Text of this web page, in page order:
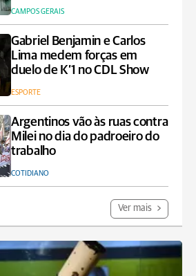
CAMPOS GERAIS
Gabriel Benjamin e Carlos
Lima medem forças em
duelo de K’1 no CDL Show
ESPORTE
Argentinos vão às ruas contra
Milei no dia do padroeiro do
trabalho
COTIDIANO
Ver mais